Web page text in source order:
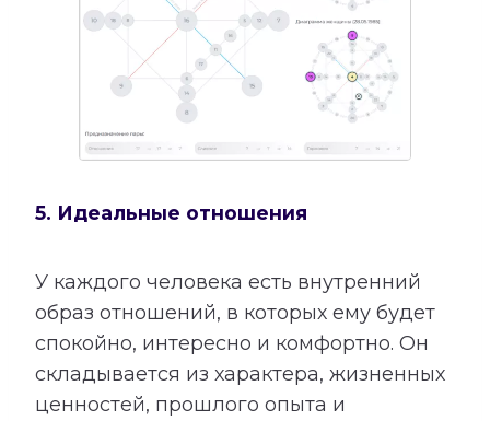
5. Идеальные отношения
У каждого человека есть внутренний
образ отношений, в которых ему будет
спокойно, интересно и комфортно. Он
складывается из характера, жизненных
ценностей, прошлого опыта и